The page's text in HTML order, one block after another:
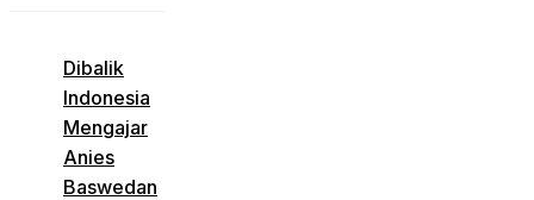
Dibalik
Indonesia
Mengajar
Anies
Baswedan